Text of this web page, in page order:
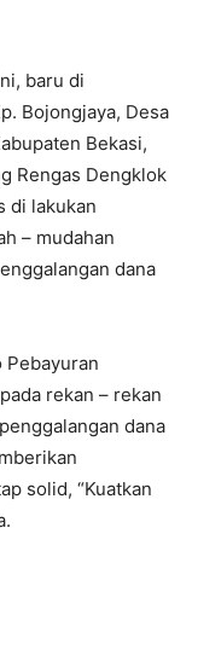
baru di
Bojongjaya, Desa
Bekasi,
Rengas Dengklok
di lakukan
– mudahan
dana
Pebayuran
rekan – rekan
dana
solid, “Kuatkan